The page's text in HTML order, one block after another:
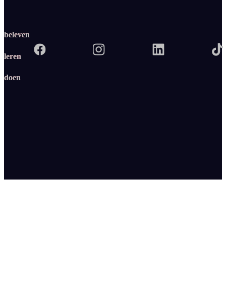
beleven
leren
doen